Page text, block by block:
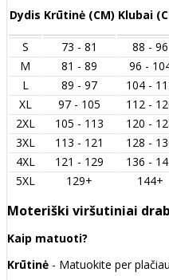
Dydis Krūtinė (CM) Klubai
S 73 - 81 88 - 96
M
81 - 89 96 -
L
89 - 97 104 -
XL
97 - 105 112 -
2XL
105 - 113 120 -
3XL
113 - 121 128 -
4XL
121 - 129 136 -
5XL
129+ 144+
Moteriški viršutiniai
Kaip matuoti?
Krūtinė - Matuokite per